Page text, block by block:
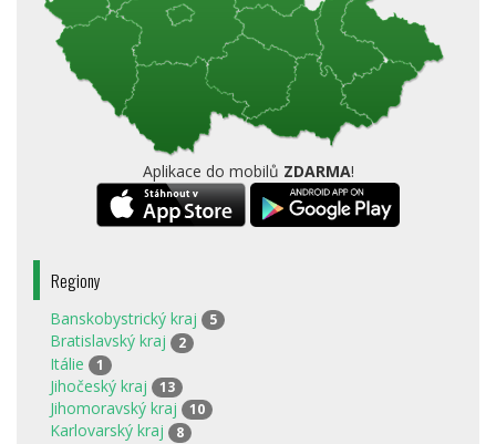
Aplikace do mobilů ZDARMA!
Regiony
Banskobystrický kraj 5
Bratislavský kraj 2
Itálie 1
Jihočeský kraj 13
Jihomoravský kraj 10
Karlovarský kraj 8